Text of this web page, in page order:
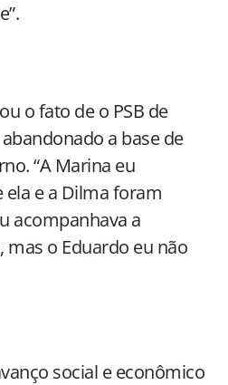
o fato de o PSB de
a base de
“A Marina eu
e a Dilma foram
acompanhava a
mas o Eduardo eu não
social e econômico